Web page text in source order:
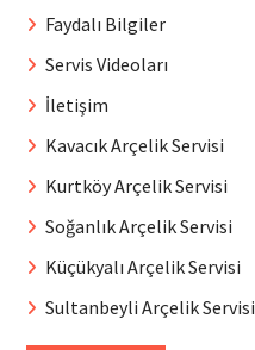
Faydalı Bilgiler
Servis Videoları
İletişim
Kavacık Arçelik Servisi
Kurtköy Arçelik Servisi
Soğanlık Arçelik Servisi
Küçükyalı Arçelik Servisi
Sultanbeyli Arçelik Servisi